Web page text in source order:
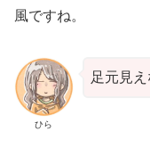
風ですね。
ひら
足元見